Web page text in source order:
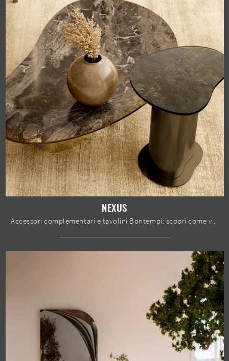
NEXUS
Accessori complementari e tavolini Bontempi: scopri come valorizzare i tuoi spazi design con il modello Nexus.